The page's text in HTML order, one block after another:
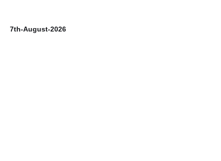
7th-August-2026